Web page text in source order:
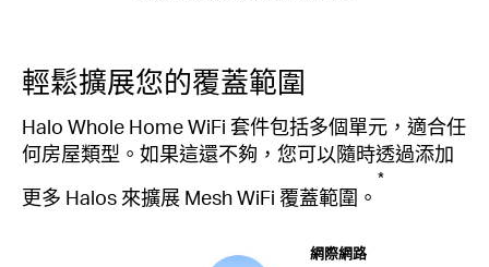
輕鬆擴展您的覆蓋範圍
Halo Whole Home WiFi 套件包括多個單元，適合任
何房屋類型。如果這還不夠，您可以隨時透過添加
更多 Halos 來擴展 Mesh WiFi 覆蓋範圍。
*
網際網路